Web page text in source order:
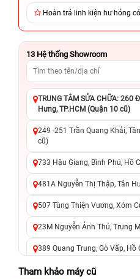
Hoàn trả linh kiện hư hỏng
13 Hệ thống Showroom
TRUNG TÂM SỬA CHỮA:
Hưng, TP.HCM (Quận 10 cũ)
249 -251 Trần Quang Khải,
cũ)
733 Hậu Giang, Bình Phú, Hồ
481A Nguyễn Thị Thập, Tân
507 Tùng Thiện Vương, Xóm
23M Nguyễn Ảnh Thủ, Trung
389 Quang Trung, Gò Vấp, Hồ
625 - 625A Âu Cơ, Tân Phú,
Tham khảo máy cũ